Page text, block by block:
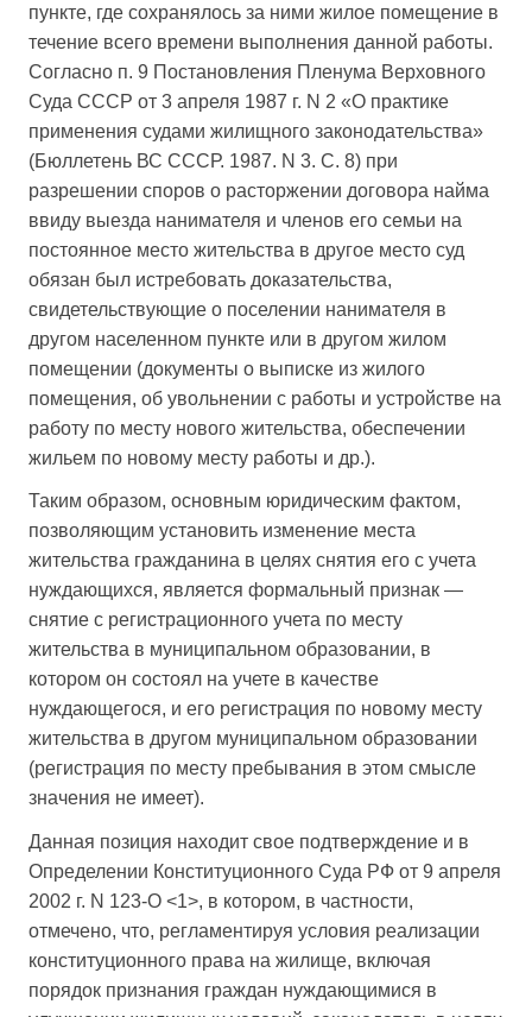
пункте, где сохранялось за ними жилое помещение в
течение всего времени выполнения данной работы.
Согласно п. 9 Постановления Пленума Верховного
Суда СССР от 3 апреля 1987 г. N 2 «О практике
применения судами жилищного законодательства»
(Бюллетень ВС СССР. 1987. N 3. С. 8) при
разрешении споров о расторжении договора найма
ввиду выезда нанимателя и членов его семьи на
постоянное место жительства в другое место суд
обязан был истребовать доказательства,
свидетельствующие о поселении нанимателя в
другом населенном пункте или в другом жилом
помещении (документы о выписке из жилого
помещения, об увольнении с работы и устройстве на
работу по месту нового жительства, обеспечении
жильем по новому месту работы и др.).
Таким образом, основным юридическим фактом,
позволяющим установить изменение места
жительства гражданина в целях снятия его с учета
нуждающихся, является формальный признак —
снятие с регистрационного учета по месту
жительства в муниципальном образовании, в
котором он состоял на учете в качестве
нуждающегося, и его регистрация по новому месту
жительства в другом муниципальном образовании
(регистрация по месту пребывания в этом смысле
значения не имеет).
Данная позиция находит свое подтверждение и в
Определении Конституционного Суда РФ от 9 апреля
2002 г. N 123-О <1>, в котором, в частности,
отмечено, что, регламентируя условия реализации
конституционного права на жилище, включая
порядок признания граждан нуждающимися в